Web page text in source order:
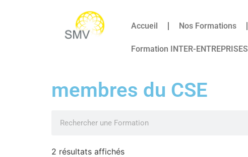
Accueil Nos Formations
Formation INTER-ENTREPRISES
membres du CSE
2 résultats affichés